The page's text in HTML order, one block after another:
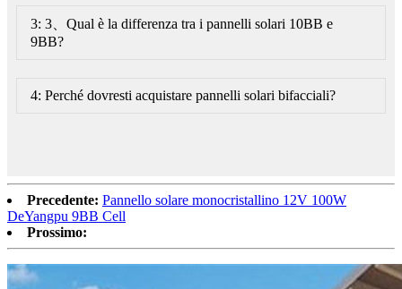
3: 3、Qual è la differenza tra i pannelli solari 10BB e
9BB?
4: Perché dovresti acquistare pannelli solari bifacciali?
Precedente: Pannello solare monocristallino 12V 100W
DeYangpu 9BB Cell
Prossimo: